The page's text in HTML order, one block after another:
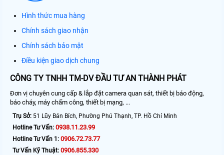
Hình thức mua hàng
Chính sách giao nhận
Chính sách bảo mật
Điều kiện giao dịch chung
CÔNG TY TNHH TM-DV ĐẦU TƯ AN THÀNH PHÁT
Đơn vị chuyên cung cấp & lắp đặt camera quan sát, thiết bị báo động,
báo cháy, máy chấm công, thiết bị mạng, ...
Trụ Sở: 51 Lũy Bán Bích, Phường Phú Thạnh, TP. Hồ Chí Minh
Hotline Tư Vấn: 0938.11.23.99
Hotline Tư Vấn 1: 0906.72.73.77
Tư Vấn Kỹ Thuật: 0906.855.330